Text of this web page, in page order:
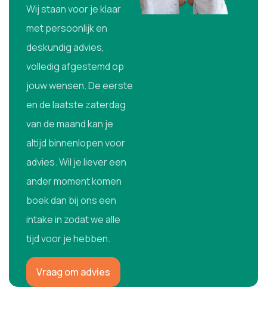
Wij staan voor je klaar
met persoonlijk en
deskundig advies,
volledig afgestemd op
jouw wensen. De eerste
en de laatste zaterdag
van de maand kan je
altijd binnenlopen voor
advies. Wil je liever een
ander moment komen
boek dan bij ons een
intake in zodat we alle
tijd voor je hebben.
Vraag om advies